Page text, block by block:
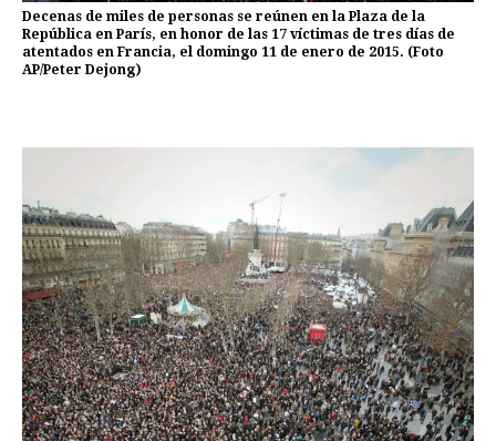
Decenas de miles de personas se reúnen en la Plaza de la
República en París, en honor de las 17 víctimas de tres días de
atentados en Francia, el domingo 11 de enero de 2015. (Foto
AP/Peter Dejong)